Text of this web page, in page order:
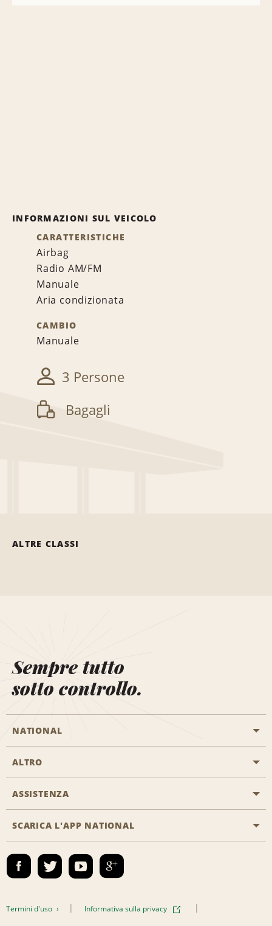
INFORMAZIONI SUL VEICOLO
CARATTERISTICHE
Airbag
Radio AM/FM
Manuale
Aria condizionata
CAMBIO
Manuale
3 Persone
Bagagli
ALTRE CLASSI
Sempre tutto
sotto controllo.
NATIONAL
Inizia una prenotazione
Programmi business
Emerald Club Accedi
ALTRO
Offerte di lavoro
ASSISTENZA
Accessibilità
Contatti
SCARICA L'APP NATIONAL
Termini d'uso Informativa sulla privacy